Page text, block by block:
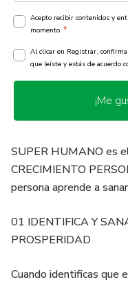
Acepto recibir contenidos y
momento. *
Al clicar en Registrar,
que leíste y estás de acuerdo
¡Me
SUPER HUMANO es
CRECIMIENTO
persona aprende a
01 IDENTIFICA Y
PROSPERIDAD
Cuando identificas que